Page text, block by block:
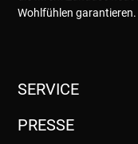
Wohlfühlen garantieren.
SERVICE
PRESSE